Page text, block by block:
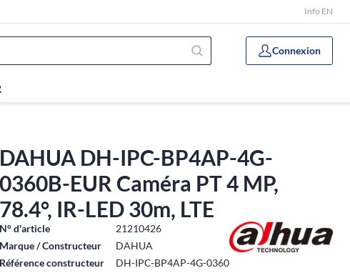
Info EN
Connexion
DAHUA DH-IPC-BP4AP-4G-
0360B-EUR Caméra PT 4 MP,
78.4°, IR-LED 30m, LTE
N° d'article
21210426
Marque / Constructeur
DAHUA
Référence constructeur
DH-IPC-BP4AP-4G-0360